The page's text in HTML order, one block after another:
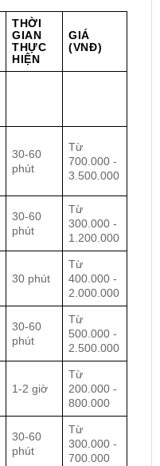
THỜI
GIAN
THỰC
HIỆN
GIÁ
(VNĐ)
30-60
phút
Từ
700.000 -
3.500.000
30-60
phút
Từ
300.000 -
1.200.000
30 phút
Từ
400.000 -
2.000.000
30-60
phút
Từ
500.000 -
2.500.000
1-2 giờ
Từ
200.000 -
800.000
30-60
phút
Từ
300.000 -
700.000